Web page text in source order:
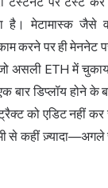
है। मेटामास्क
करने पर ही मेननेट
असली ETH में
बार डिप्लॉय होने के
को एडिट नहीं
से कहीं